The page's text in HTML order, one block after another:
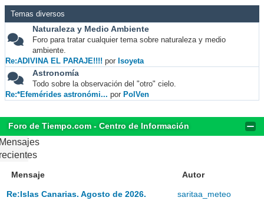
Temas diversos
Naturaleza y Medio Ambiente
Foro para tratar cualquier tema sobre naturaleza y medio
ambiente.
Re:ADIVINA EL PARAJE!!!! por Isoyeta
Astronomía
Todo sobre la observación del "otro" cielo.
Re:*Efemérides astronómi... por PolVen
Foro de Tiempo.com - Centro de Información
Mensaje Autor
Re:Islas Canarias. Agosto de 2026.
saritaa_meteo